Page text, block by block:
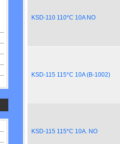
KSD-110 110*C 10A NO
KSD-115 115*C 10A (B-1002)
KSD-115 115*C 10A. NO